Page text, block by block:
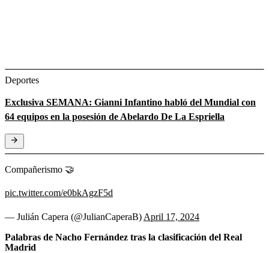
Deportes
Exclusiva SEMANA: Gianni Infantino habló del Mundial con
64 equipos en la posesión de Abelardo De La Espriella
Compañerismo 🤝
pic.twitter.com/e0bkAgzF5d
— Julián Capera (@JulianCaperaB) April 17, 2024
Palabras de Nacho Fernández tras la clasificación del Real
Madrid